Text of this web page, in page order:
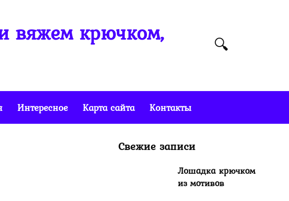
вяжем крючком,
Интересное Карта сайта Контакты
Свежие записи
Лошадка крючком
из мотивов